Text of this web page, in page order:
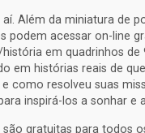
aí. Além da miniatura de
podem acessar on-line
em quadrinhos de
em histórias reais de
como resolveu suas
inspirá-los a sonhar e
gratuitas para todos